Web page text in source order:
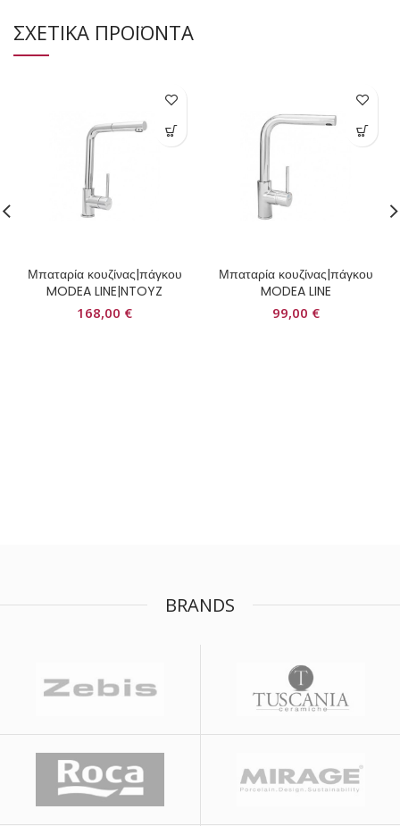
ΣΧΕΤΙΚΑ ΠΡΟΪΟΝΤΑ
Μπαταρία κουζίνας|πάγκου
MODEA LINE|NTOYZ
168,00 €
Μπαταρία κουζίνας|πάγκου
MODEA LINE
99,00 €
BRANDS